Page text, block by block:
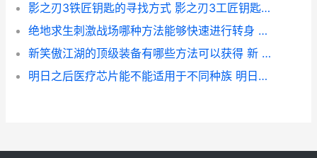
影之刃3铁匠钥匙的寻找方式 影之刃3工匠钥匙视频
绝地求生刺激战场哪种方法能够快速进行转身 绝地求生刺激战场中文版下载
新笑傲江湖的顶级装备有哪些方法可以获得 新 笑傲江湖
明日之后医疗芯片能不能适用于不同种族 明日之后医疗芯片多少金条